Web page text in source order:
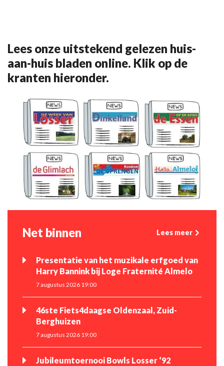
Lees onze uitstekend gelezen huis-
aan-huis bladen online. Klik op de
kranten hieronder.
Net binnen Lees meer
Presentatie van het muzikale erfgoed van
Harry Bannink bij Loge Fraternité Almelo
7 augustus 2026 19:00
46ste Fiets4daagse Oldenzaal, Zuid-
Berghuizen
7 augustus 2026 19:00
Jubileumtoernooi Bowls Losser ‘92